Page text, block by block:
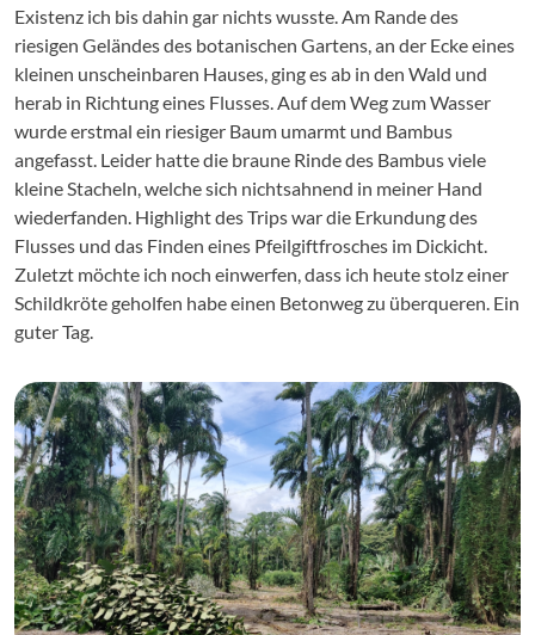
Existenz ich bis dahin gar nichts wusste. Am Rande des
riesigen Geländes des botanischen Gartens, an der Ecke eines
kleinen unscheinbaren Hauses, ging es ab in den Wald und
herab in Richtung eines Flusses. Auf dem Weg zum Wasser
wurde erstmal ein riesiger Baum umarmt und Bambus
angefasst. Leider hatte die braune Rinde des Bambus viele
kleine Stacheln, welche sich nichtsahnend in meiner Hand
wiederfanden. Highlight des Trips war die Erkundung des
Flusses und das Finden eines Pfeilgiftfrosches im Dickicht.
Zuletzt möchte ich noch einwerfen, dass ich heute stolz einer
Schildkröte geholfen habe einen Betonweg zu überqueren. Ein
guter Tag.